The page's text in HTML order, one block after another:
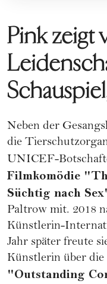
Pink zeigt
Neben der
die
UNICEF-
Filmkomödie
Süchtig nach
Paltrow mit. 2018
Künstlerin-
Jahr später freute
Künstlerin über
"Outstanding